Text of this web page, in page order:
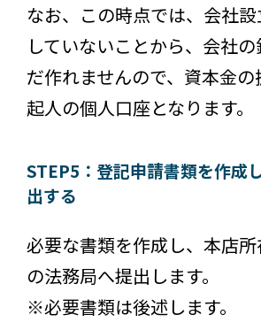
なお、この時点では、会社
していないことから、会社
だ作れませんので、資本金
起人の個人口座となります。
STEP5：登記申請書類を作成
出する
必要な書類を作成し、本店
の法務局へ提出します。
※必要書類は後述します。